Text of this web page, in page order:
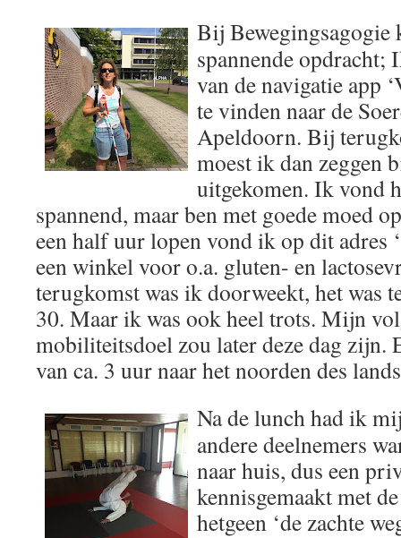
Bij Bewegingsagogie
spannende opdracht;
van de navigatie app
te vinden naar de
Apeldoorn. Bij
moest ik dan zeggen
uitgekomen. Ik vond
spannend, maar ben met goede moed
een half uur lopen vond ik op dit adres
een winkel voor o.a. gluten- en
terugkomst was ik doorweekt, het was
30. Maar ik was ook heel trots. Mijn
mobiliteitsdoel zou later deze dag zijn.
van ca. 3 uur naar het noorden des
Na de lunch had ik
andere deelnemers
naar huis, dus een
kennisgemaakt met
hetgeen ‘de zachte